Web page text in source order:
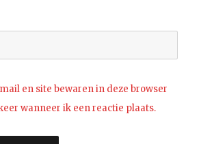
en site bewaren in deze browser
wanneer ik een reactie plaats.